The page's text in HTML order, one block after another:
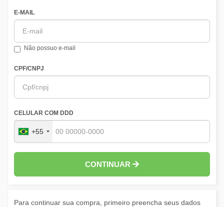
E-MAIL
Não possuo e-mail
CPF/CNPJ
CELULAR COM DDD
+55
CONTINUAR
Para continuar sua compra, primeiro preencha seus dados